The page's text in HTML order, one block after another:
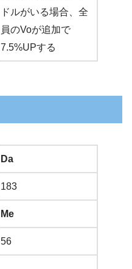
ドルがいる場合、全
員のVoが追加で
7.5%UPする
Da
183
Me
56